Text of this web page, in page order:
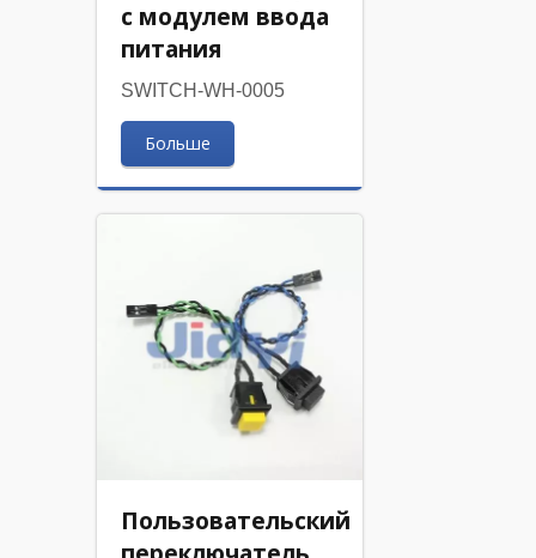
с модулем ввода
питания
SWITCH-WH-0005
Больше
Пользовательский